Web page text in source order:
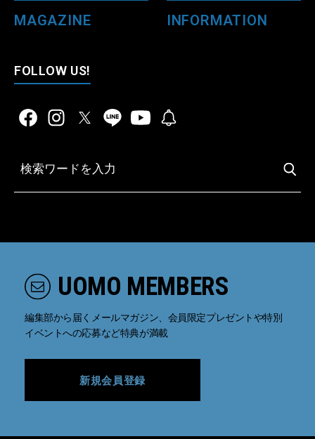
MAGAZINE INFORMATION
FOLLOW US!
UOMO MEMBERS
編集部から届くメールマガジン、会員限定プレゼントや特別
イベントへの応募など特典が満載
新規会員登録